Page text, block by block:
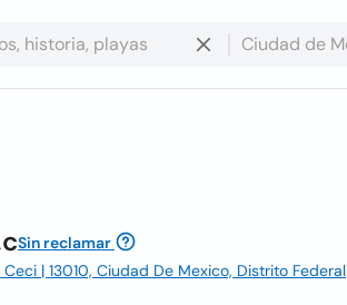
Sin reclamar
| 13010, Ciudad De Mexico, Distrito Federal